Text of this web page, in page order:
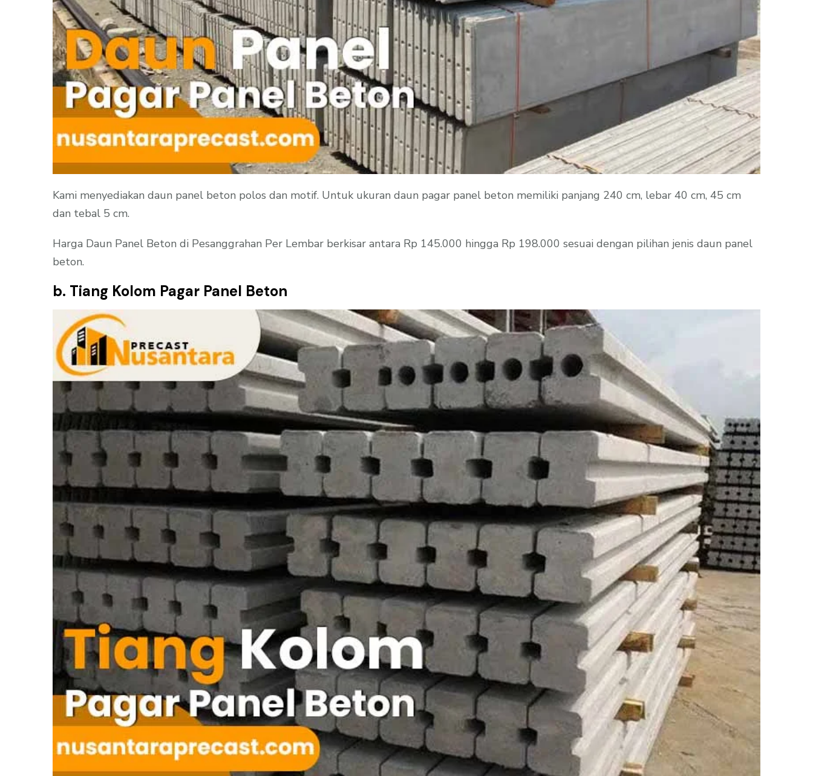
Kami menyediakan daun panel beton polos dan motif. Untuk ukuran daun pagar panel beton memiliki panjang 240 cm, lebar 40 cm, 45 cm
dan tebal 5 cm.
Harga Daun Panel Beton di Pesanggrahan Per Lembar berkisar antara Rp 145.000 hingga Rp 198.000 sesuai dengan pilihan jenis daun panel
beton.
b. Tiang Kolom Pagar Panel Beton